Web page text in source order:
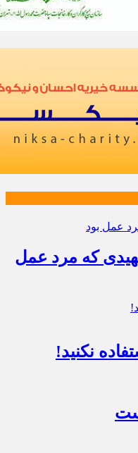
که مرد عمل
نکنید!